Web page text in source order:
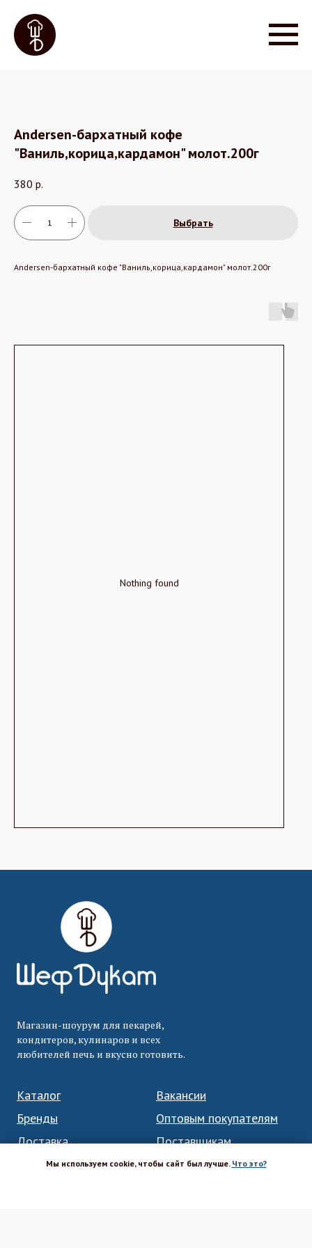
Andersen-бархатный кофе
"Ваниль,корица,кардамон" молот.200г
380 р.
Выбрать
Andersen-бархатный кофе "Ваниль,корица,кардамон" молот.200г
Nothing found
Магазин-шоурум для пекарей,
кондитеров, кулинаров и всех
любителей печь и вкусно готовить.
Каталог
Бренды
Доставка
Оплата
Вакансии
Оптовым покупателям
Поставщикам
Политика ПД
Мы используем cookie, чтобы сайт был лучше. Что это?